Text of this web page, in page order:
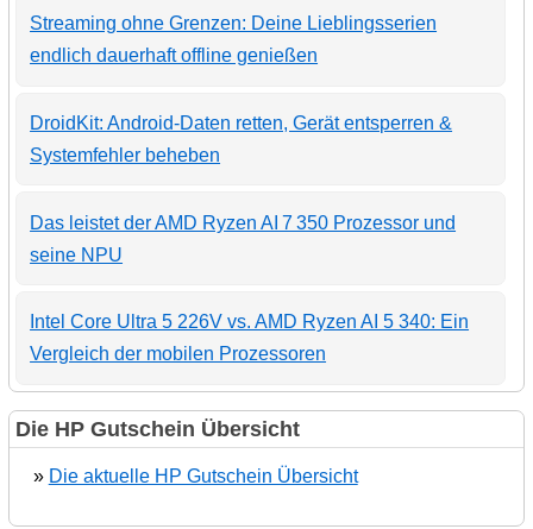
Streaming ohne Grenzen: Deine Lieblingsserien
endlich dauerhaft offline genießen
DroidKit: Android-Daten retten, Gerät entsperren &
Systemfehler beheben
Das leistet der AMD Ryzen AI 7 350 Prozessor und
seine NPU
Intel Core Ultra 5 226V vs. AMD Ryzen AI 5 340: Ein
Vergleich der mobilen Prozessoren
Die HP Gutschein Übersicht
» Die aktuelle HP Gutschein Übersicht